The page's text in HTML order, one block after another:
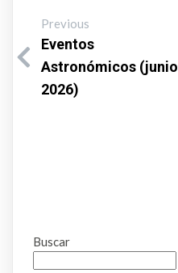
Previous
Eventos
Astronómicos (junio
2026)
Buscar